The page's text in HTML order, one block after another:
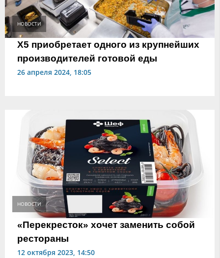
НОВОСТИ
Х5 приобретает одного из крупнейших
производителей готовой еды
26 апреля 2024, 18:05
НОВОСТИ
«Перекресток» хочет заменить собой
рестораны
12 октября 2023, 14:50